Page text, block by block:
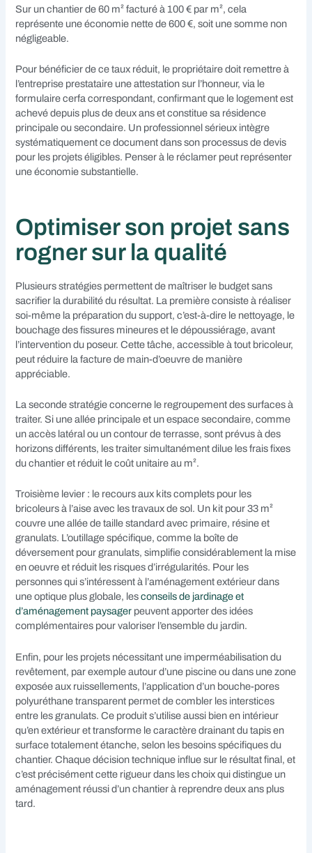
Sur un chantier de 60 m² facturé à 100 € par m², cela
représente une économie nette de 600 €, soit une somme non
négligeable.
Pour bénéficier de ce taux réduit, le propriétaire doit remettre à
l’entreprise prestataire une attestation sur l’honneur, via le
formulaire cerfa correspondant, confirmant que le logement est
achevé depuis plus de deux ans et constitue sa résidence
principale ou secondaire. Un professionnel sérieux intègre
systématiquement ce document dans son processus de devis
pour les projets éligibles. Penser à le réclamer peut représenter
une économie substantielle.
Optimiser son projet sans
rogner sur la qualité
Plusieurs stratégies permettent de maîtriser le budget sans
sacrifier la durabilité du résultat. La première consiste à réaliser
soi-même la préparation du support, c’est-à-dire le nettoyage, le
bouchage des fissures mineures et le dépoussiérage, avant
l’intervention du poseur. Cette tâche, accessible à tout bricoleur,
peut réduire la facture de main-d’oeuvre de manière
appréciable.
La seconde stratégie concerne le regroupement des surfaces à
traiter. Si une allée principale et un espace secondaire, comme
un accès latéral ou un contour de terrasse, sont prévus à des
horizons différents, les traiter simultanément dilue les frais fixes
du chantier et réduit le coût unitaire au m².
Troisième levier : le recours aux kits complets pour les
bricoleurs à l’aise avec les travaux de sol. Un kit pour 33 m²
couvre une allée de taille standard avec primaire, résine et
granulats. L’outillage spécifique, comme la boîte de
déversement pour granulats, simplifie considérablement la mise
en oeuvre et réduit les risques d’irrégularités. Pour les
personnes qui s’intéressent à l’aménagement extérieur dans
une optique plus globale, lesconseils de jardinage et
d’aménagement paysager peuvent apporter des idées
complémentaires pour valoriser l’ensemble du jardin.
Enfin, pour les projets nécessitant une imperméabilisation du
revêtement, par exemple autour d’une piscine ou dans une zone
exposée aux ruissellements, l’application d’un bouche-pores
polyuréthane transparent permet de combler les interstices
entre les granulats. Ce produit s’utilise aussi bien en intérieur
qu’en extérieur et transforme le caractère drainant du tapis en
surface totalement étanche, selon les besoins spécifiques du
chantier. Chaque décision technique influe sur le résultat final, et
c’est précisément cette rigueur dans les choix qui distingue un
aménagement réussi d’un chantier à reprendre deux ans plus
tard.